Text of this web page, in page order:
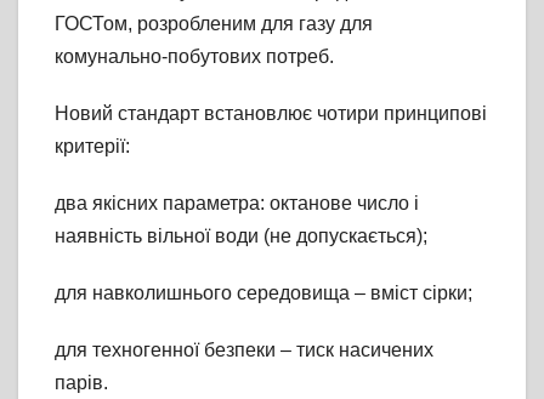
ГОСТом, розробленим для газу для
комунально-побутових потреб.
Новий стандарт встановлює чотири принципові
критерії:
два якісних параметра: октанове число і
наявність вільної води (не допускається);
для навколишнього середовища – вміст сірки;
для техногенної безпеки – тиск насичених
парів.